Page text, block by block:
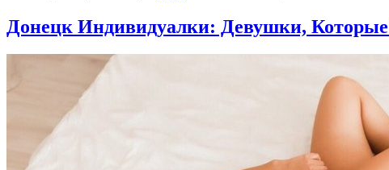
Донецк Индивидуалки: Девушки,